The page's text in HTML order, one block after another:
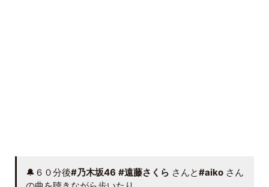
🔔６０分後#乃木坂46 #遠藤さくら さんと#aiko さん